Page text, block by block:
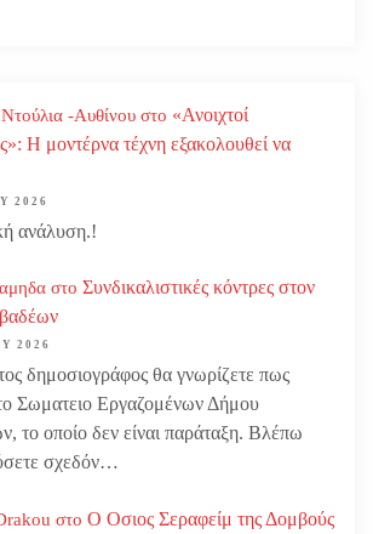
-Αυθίνου στο «Ανοιχτοί
Η μοντέρνα τέχνη εξακολουθεί να
2026
ανάλυση.!
στο Συνδικαλιστικές κόντρες στον
2026
δημοσιογράφος θα γνωρίζετε πως
Σωματειο Εργαζομένων Δήμου
το οποίο δεν είναι παράταξη. Βλέπω
σχεδόν…
στο Ο Οσιος Σεραφείμ της Δομβούς